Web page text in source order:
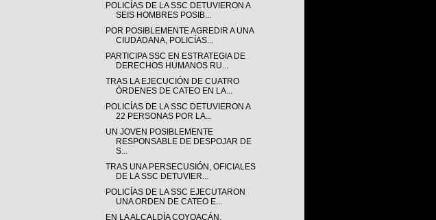
POLICÍAS DE LA SSC DETUVIERON A
SEIS HOMBRES POSIB...
POR POSIBLEMENTE AGREDIR A UNA
CIUDADANA, POLICÍAS...
PARTICIPA SSC EN ESTRATEGIA DE
DERECHOS HUMANOS RU...
TRAS LA EJECUCIÓN DE CUATRO
ÓRDENES DE CATEO EN LA...
POLICÍAS DE LA SSC DETUVIERON A
22 PERSONAS POR LA...
UN JOVEN POSIBLEMENTE
RESPONSABLE DE DESPOJAR DE
S...
TRAS UNA PERSECUSIÓN, OFICIALES
DE LA SSC DETUVIER...
POLICÍAS DE LA SSC EJECUTARON
UNA ORDEN DE CATEO E...
EN LA ALCALDÍA COYOACÁN,